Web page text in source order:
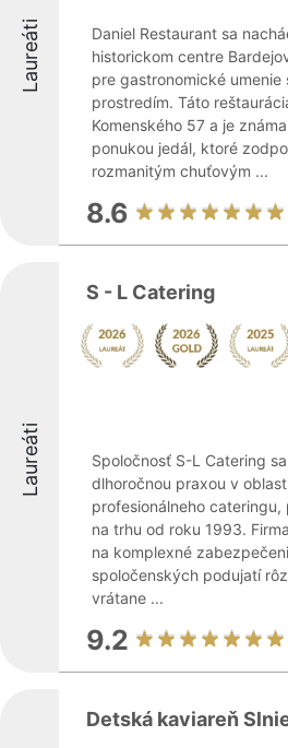
Laureáti
Daniel Restaurant sa
historickom centre
pre gastronomické umenie
prostredím. Táto
Komenského 57 a je
ponukou jedál, ktoré
rozmanitým chuťovým ...
8.6
Laureáti
S - L Catering
Spoločnosť S-L Catering
dlhoročnou praxou v
profesionálneho cateringu,
na trhu od roku 1993.
na komplexné
spoločenských podujatí
vrátane ...
9.2
Detská kaviareň